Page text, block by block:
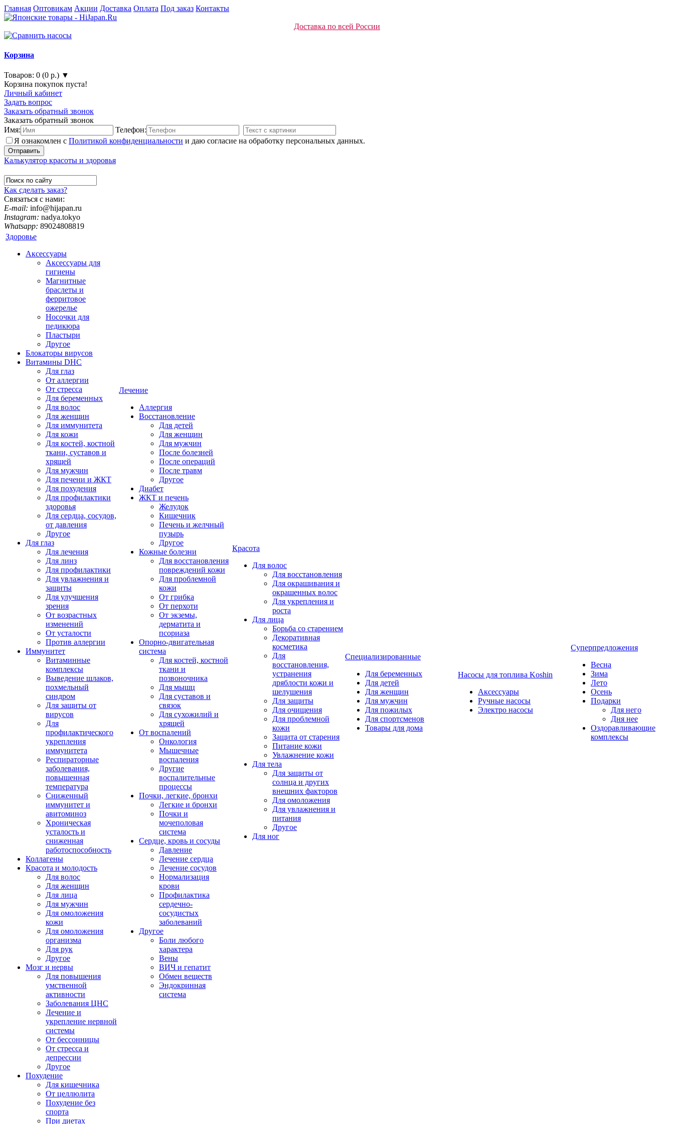
Главная Оптовикам Акции Доставка Оплата Под заказ Контакты
Доставка по всей России
Корзина
Товаров: 0 (0 р.) ▼
Корзина покупок пуста!
Личный кабинет
Задать вопрос
Заказать обратный звонок
Заказать обратный звонок
Имя:
Телефон:
Я ознакомлен с Политикой конфиденциальности и даю согласие на обработку персональных данных.
Калькулятор красоты и здоровья
Как сделать заказ?
Связаться с нами:
E-mail: info@hijapan.ru
Instagram: nadya.tokyo
Whatsapp: 89024808819
Здоровье
Аксессуары
Аксессуары для
гигиены
Магнитные
браслеты и
ферритовое
ожерелье
Носочки для
педикюра
Пластыри
Другое
Блокаторы вирусов
Витамины DHC
Для глаз
От аллергии
От стресса
Для беременных
Для волос
Для женщин
Для иммунитета
Для кожи
Для костей, костной
ткани, суставов и
хрящей
Для мужчин
Для печени и ЖКТ
Для похудения
Для профилактики
здоровья
Для сердца, сосудов,
от давления
Другое
Для глаз
Для лечения
Для линз
Для профилактики
Для увлажнения и
защиты
Для улучшения
зрения
От возрастных
изменений
От усталости
Против аллергии
Иммунитет
Витаминные
комплексы
Выведение шлаков,
похмельный
синдром
Для защиты от
вирусов
Для
профилактического
укрепления
иммунитета
Респираторные
заболевания,
повышенная
температура
Сниженный
иммунитет и
авитоминоз
Хроническая
усталость и
сниженная
работоспособность
Коллагены
Красота и молодость
Для волос
Для женщин
Для лица
Для мужчин
Для омоложения
кожи
Для омоложения
организма
Для рук
Другое
Мозг и нервы
Для повышения
умственной
активности
Заболевания ЦНС
Лечение и
укрепление нервной
системы
От бессонницы
От стресса и
депрессии
Другое
Похудение
Для кишечника
От целлюлита
Похудение без
спорта
При диетах
Лечение
Аллергия
Восстановление
Для детей
Для женщин
Для мужчин
После болезней
После операций
После травм
Другое
Диабет
ЖКТ и печень
Желудок
Кишечник
Печень и желчный
пузырь
Другое
Кожные болезни
Для восстановления
повреждений кожи
Для проблемной
кожи
От грибка
От перхоти
От экземы,
дерматита и
псориаза
Опорно-двигательная
система
Для костей, костной
ткани и
позвоночника
Для мышц
Для суставов и
связок
Для сухожилий и
хрящей
От воспалений
Онкология
Мышечные
воспаления
Другие
воспалительные
процессы
Почки, легкие, бронхи
Легкие и бронхи
Почки и
мочеполовая
система
Сердце, кровь и сосуды
Давление
Лечение сердца
Лечение сосудов
Нормализация
крови
Профилактика
сердечно-
сосудистых
заболеваний
Другое
Боли любого
характера
Вены
ВИЧ и гепатит
Обмен веществ
Эндокринная
система
Красота
Для волос
Для восстановления
Для окрашивания и
окрашенных волос
Для укрепления и
роста
Для лица
Борьба со старением
Декоративная
косметика
Для
восстановления,
устранения
дряблости кожи и
шелушения
Для защиты
Для очищения
Для проблемной
кожи
Защита от старения
Питание кожи
Увлажнение кожи
Для тела
Для защиты от
солнца и других
внешних факторов
Для омоложения
Для увлажнения и
питания
Другое
Для ног
Специализированные
Для беременных
Для детей
Для женщин
Для мужчин
Для пожилых
Для спортсменов
Товары для дома
Насосы для топлива Koshin
Аксессуары
Ручные насосы
Электро насосы
Суперпредложения
Весна
Зима
Лето
Осень
Подарки
Для него
Дня нее
Оздоравливающие
комплексы